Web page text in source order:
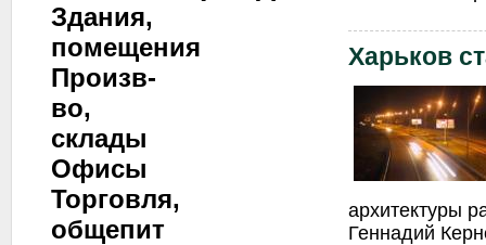
Здания,
помещения
Произв-
во,
склады
Офисы
Торговля,
общепит
Харьков
архитектуры
Геннадий